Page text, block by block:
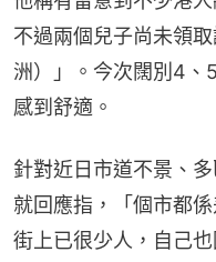
不過兩個兒子尚未領
洲）」。今次闊別4、
感到舒適。
針對近日市道不景、
就回應指，「個市都
街上已很少人，自己